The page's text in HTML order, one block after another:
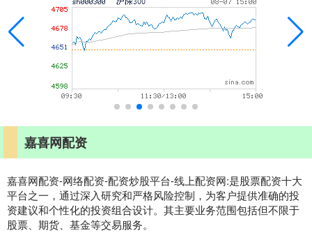
嘉喜网配资
嘉喜网配资-网络配资-配资炒股平台-线上配资网:是股票配资十大
平台之一，通过深入研究和严格风险控制，为客户提供准确的投
资建议和个性化的投资组合设计。其主要业务范围包括但不限于
股票、期货、基金等交易服务。